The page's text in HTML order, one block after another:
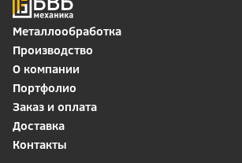
Металлообработка
Производство
О компании
Портфолио
Заказ и оплата
Доставка
Контакты